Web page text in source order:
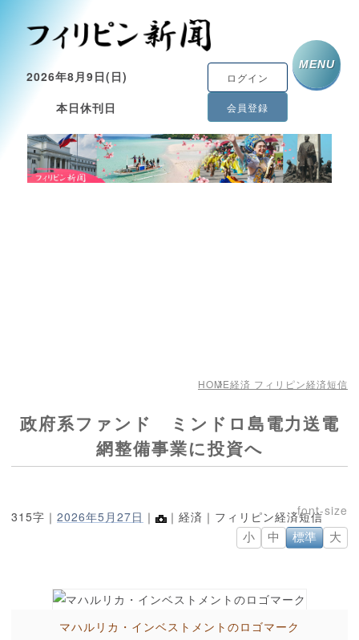
2026年8月9日(日)
本日休刊日
ログイン
会員登録
MENU
HOME経済 フィリピン経済短信
政府系ファンド ミンドロ島電力送電
網整備事業に投資へ
315字｜ 2026年5月27日 ｜ ｜経済｜フィリピン経済短信
小 中 標準 大
マハルリカ・インベストメントのロゴマーク